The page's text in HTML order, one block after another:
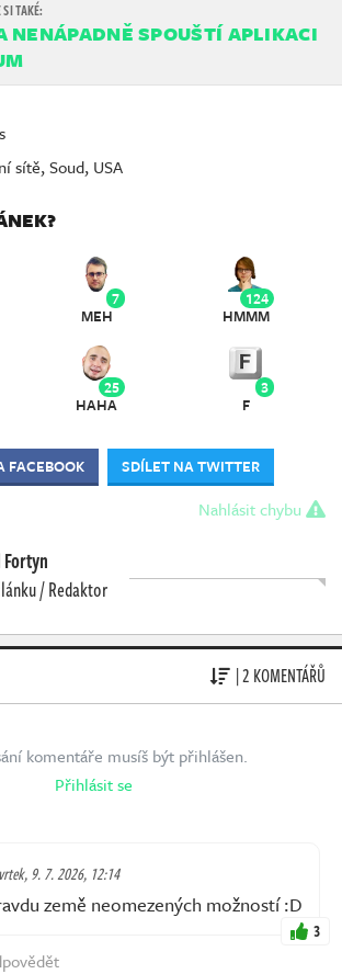
NENÁPADNĚ SPOUŠTÍ APLIKACI
sítě,Soud, USA
7
MEH
124
HMMM
25
HAHA
3
F
FACEBOOK SDÍLET NA TWITTER
Nahlásit chybu
/ Redaktor
| 2 KOMENTÁŘŮ
komentáře musíš být přihlášen.
Přihlásit se
9. 7. 2026, 12:14
země neomezených možností :D
3